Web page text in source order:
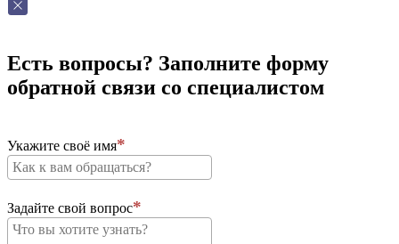
Есть вопросы? Заполните форму
обратной связи со специалистом
Укажите своё имя
Задайте свой вопрос